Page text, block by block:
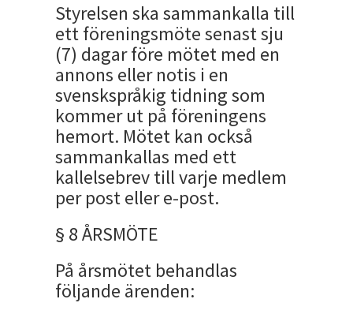
Styrelsen ska sammankalla till
ett föreningsmöte senast sju
(7) dagar före mötet med en
annons eller notis i en
svenskspråkig tidning som
kommer ut på föreningens
hemort. Mötet kan också
sammankallas med ett
kallelsebrev till varje medlem
per post eller e-post.
§ 8 ÅRSMÖTE
På årsmötet behandlas
följande ärenden: